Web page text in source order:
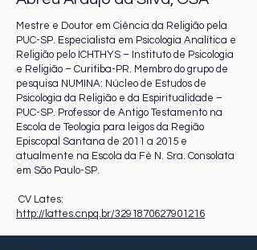
Mestre e Doutor em Ciência da Religião pela
PUC-SP. Especialista em Psicologia Analítica e
Religião pelo ICHTHYS – Instituto de Psicologia
e Religião – Curitiba-PR. Membro do grupo de
pesquisa NUMINA: Núcleo de Estudos de
Psicologia da Religião e da Espiritualidade –
PUC-SP. Professor de Antigo Testamento na
Escola de Teologia para leigos da Região
Episcopal Santana de 2011 a 2015 e
atualmente na Escola da Fé N. Sra. Consolata
em São Paulo-SP.
CV Lates:
http://lattes.cnpq.br/3291870627901216